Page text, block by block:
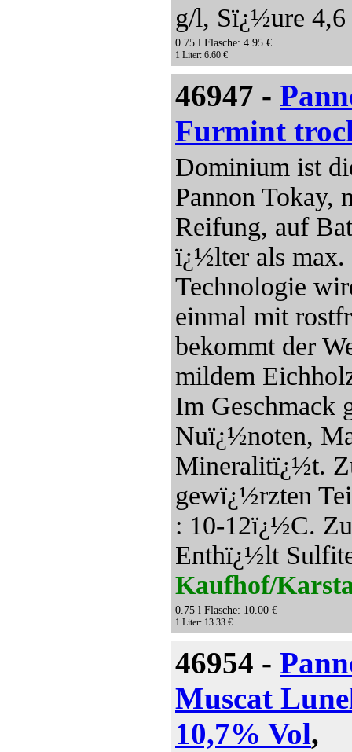
g/l, Sï¿½ure
0.75 l Flasche: 4.95 €
1 Liter: 6.60 €
46947 -
Furmint
Dominium ist
Pannon Tokay,
Reifung, auf
ï¿½lter als max.
Technologie
einmal mit
bekommt der
mildem
Im Geschmack
Nuï¿½noten,
Mineralitï¿½t.
gewï¿½rzten
: 10-12ï¿½C.
Enthï¿½lt
Kaufhof/
0.75 l Flasche: 10.00 €
1 Liter: 13.33 €
46954 -
Muscat
10,7% Vol,